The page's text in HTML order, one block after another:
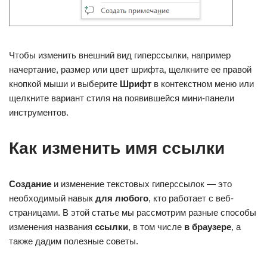
Чтобы изменить внешний вид гиперссылки, например
начертание, размер или цвет шрифта, щелкните ее правой
кнопкой мыши и выберите Шрифт в контекстном меню или
щелкните вариант стиля на появившейся мини-панели
инструментов.
Как изменить имя ссылки
Создание и изменение текстовых гиперссылок — это
необходимый навык для любого, кто работает с веб-
страницами. В этой статье мы рассмотрим разные способы
изменения названия ссылки, в том числе в браузере, а
также дадим полезные советы.